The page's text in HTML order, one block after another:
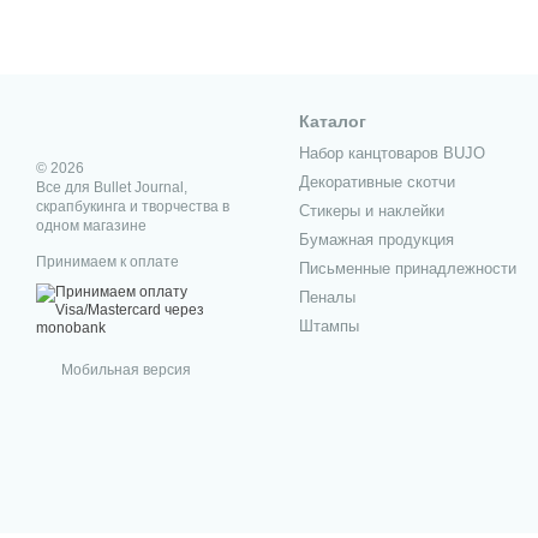
периоде и эмоциях.
Кроме техник
сделать фотокнигу
Наклейки
Планирование конечно
годовщиной свадьбы
веселые фотографии
Можно использовать
винтажном стиле или
© 2026
Все для Bullet Journal,
скрапбукинга и творчества в
одном магазине
Принимаем к оплате
Мобильная версия
Каталог
Набор канцтоваров BUJO
Декоративные скотчи
Стикеры и наклейки
Бумажная продукция
Письменные принадлежности
Пеналы
Штампы